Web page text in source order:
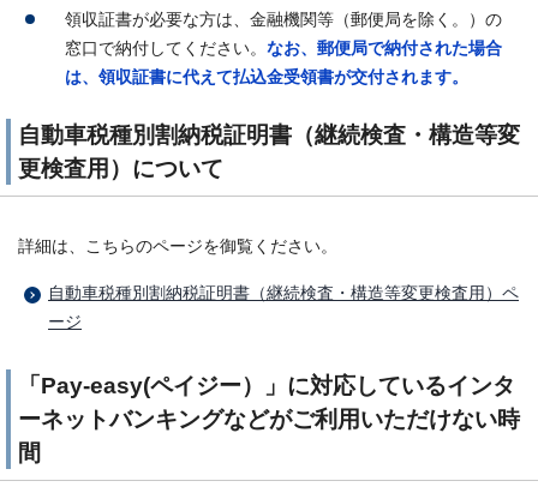
領収証書が必要な方は、金融機関等（郵便局を除く。）の
窓口で納付してください。 なお、郵便局で納付された場合
は、領収証書に代えて払込金受領書が交付されます。
自動車税種別割納税証明書（継続検査・構造等変
更検査用）について
詳細は、こちらのページを御覧ください。
自動車税種別割納税証明書（継続検査・構造等変更検査用）ペ
ージ
「Pay-easy(ペイジー）」に対応しているインタ
ーネットバンキングなどがご利用いただけない時
間